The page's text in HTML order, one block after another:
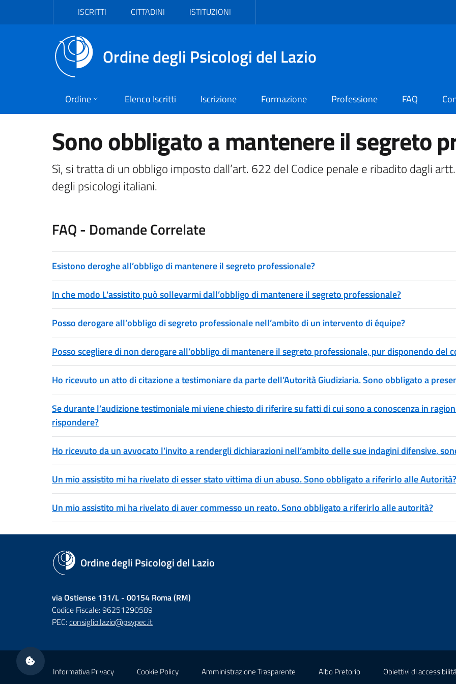
Vai al contenuto principale
ISCRITTI CITTADINI ISTITUZIONI
Ordine degli Psicologi del Lazio
Ordine Elenco Iscritti Iscrizione Formazione Professione FAQ
Sono obbligato a mantenere il segreto
Sì, si tratta di un obbligo imposto dall’art. 622 del Codice penale e ribadito dagli
degli psicologi italiani.
FAQ - Domande Correlate
Esistono deroghe all’obbligo di mantenere il segreto professionale?
In che modo L'assistito può sollevarmi dall’obbligo di mantenere il segreto professionale?
Posso derogare all’obbligo di segreto professionale nell’ambito di un intervento di équipe?
Posso scegliere di non derogare all’obbligo di mantenere il segreto professionale, pur disponendo del
Ho ricevuto un atto di citazione a testimoniare da parte dell’Autorità Giudiziaria. Sono obbligato a
Se durante l’audizione testimoniale mi viene chiesto di riferire su fatti di cui sono a conoscenza in
rispondere?
Ho ricevuto da un avvocato l’invito a rendergli dichiarazioni nell’ambito delle sue indagini difensive,
Un mio assistito mi ha rivelato di esser stato vittima di un abuso. Sono obbligato a riferirlo alle Autorità?
Un mio assistito mi ha rivelato di aver commesso un reato. Sono obbligato a riferirlo alle autorità?
Ordine degli Psicologi del Lazio
via Ostiense 131/L - 00154 Roma (RM)
Codice Fiscale: 96251290589
PEC:consiglio.lazio@psypec.it
Sezione Link Utili
Informativa Privacy Cookie Policy Amministrazione Trasparente (nuova scheda - new tab)
Albo Pretorio (nuova scheda - new tab)
Obiettivi di accessibilità